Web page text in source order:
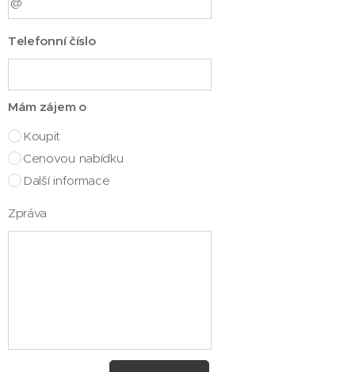
Telefonní číslo
Mám zájem o
Koupit
Cenovou nabídku
Další informace
Zpráva